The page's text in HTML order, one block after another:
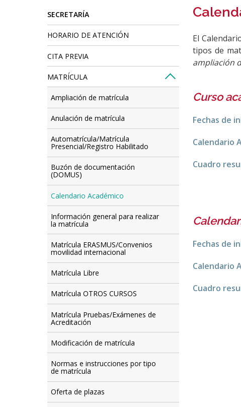
SECRETARÍA
HORARIO DE ATENCIÓN
CITA PREVIA
MATRÍCULA
Ampliación de matrícula
Anulación de matrícula
Automatrícula/Matrícula
Presencial/Registro Habilitado
Buzón de documentación
(DOMUS)
Calendario Académico
Información general para realizar
la matrícula
Matrícula ERASMUS/Convenios
movilidad internacional
Matrícula Libre
Matrícula OTROS CURSOS
Matrícula Pruebas/Exámenes de
Acreditación
Modificación de matrícula
Normas e instrucciones por tipo
de matrícula
Oferta de plazas
El
tipos de
ampliación
Curso
Fechas de
Calendario
Cuadro
Fechas de
Calendario
Cuadro